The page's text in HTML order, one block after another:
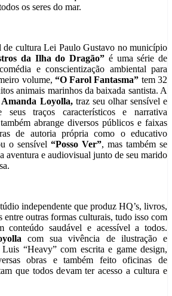
os seres do mar.
de cultura Lei Paulo Gustavo no município
da Ilha do Dragão” é uma série de
e conscientização ambiental para
volume, “O Farol Fantasma” tem 32
animais marinhos da baixada santista. A
Amanda Loyolla,traz seu olhar sensível e
seus traços característicos e narrativa
abrange diversos públicos e faixas
de autoria própria como o educativo
o sensível “Posso Ver”, mas também se
aventura e audiovisual junto de seu marido
independente que produz HQ’s, livros,
entre outras formas culturais, tudo isso com
conteúdo saudável e acessível a todos.
com sua vivência de ilustração e
“Heavy” com escrita e game design,
obras e também feito oficinas de
que todos devam ter acesso a cultura e